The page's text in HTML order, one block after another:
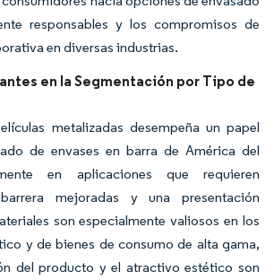
responsables y los compromisos de
en diversas industrias.
en la Segmentación por Tipo de
metalizadas desempeña un papel
de envases en barra de América del
en aplicaciones que requieren
mejoradas y una presentación
son especialmente valiosos en los
y de bienes de consumo de alta gama,
del producto y el atractivo estético son